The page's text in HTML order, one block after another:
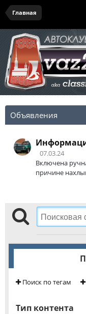
Главная
Объявления
07.03.24
Включена
причине
Поиск по тегам
Тип контента